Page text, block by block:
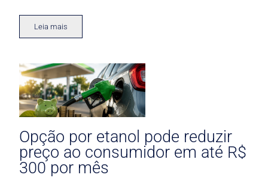
Leia mais
Opção por etanol pode reduzir
preço ao consumidor em até R$
300 por mês